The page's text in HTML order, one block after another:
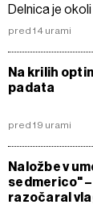
Delnica je
pred 14 urami
Na krilih
padata
pred 19 urami
Naložbe v
sedmerico"
razočaral